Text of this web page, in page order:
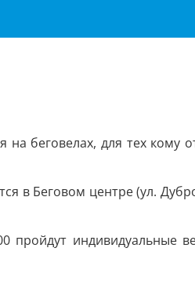
беговелах, для тех кому
в Беговом центре (ул.
пройдут индивидуальные